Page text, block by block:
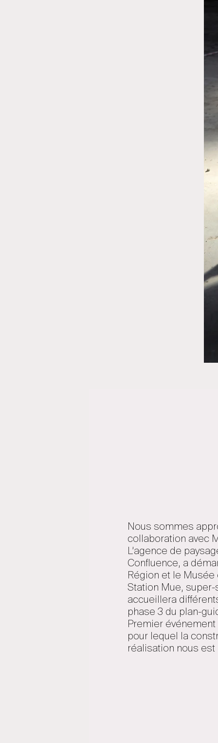
Nous sommes
collaboration avec
L’agence de
Confluence, a
Région et le
Station Mue,
accueillera
phase 3 du plan-
Premier
pour lequel la
réalisation nous